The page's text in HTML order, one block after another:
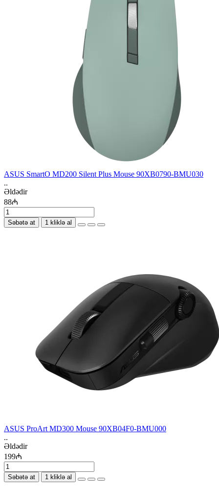
ASUS SmartO MD200 Silent Plus Mouse 90XB0790-BMU030
..
Əldədir
88₼
Səbətə at 1 kliklə al
ASUS ProArt MD300 Mouse 90XB04F0-BMU000
..
Əldədir
199₼
Səbətə at 1 kliklə al